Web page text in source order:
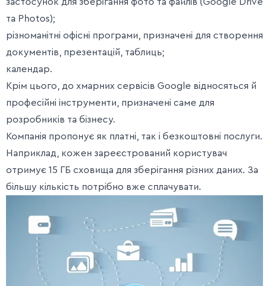
та Photos);
різноманітні офісні програми, призначені для створення
документів, презентацій, таблиць;
календар.
Крім цього, до хмарних сервісів Google відносяться й
професійні інструменти, призначені саме для
розробників та бізнесу.
Компанія пропонує як платні, так і безкоштовні послуги.
Наприклад, кожен зареєстрований користувач
отримує 15 ГБ сховища для зберігання різних даних. За
більшу кількість потрібно вже сплачувати.